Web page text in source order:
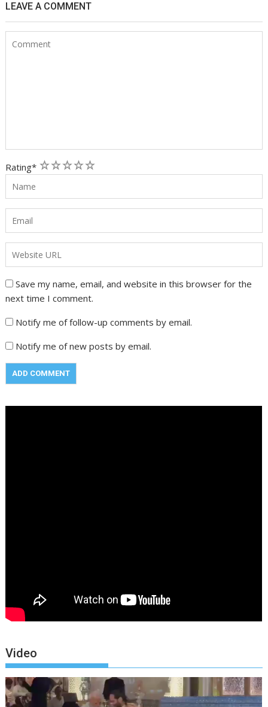
LEAVE A COMMENT
Rating* 5
4
3
2
1
Save my name, email, and website in this browser for the
next time I comment.
Notify me of follow-up comments by email.
Notify me of new posts by email.
Video